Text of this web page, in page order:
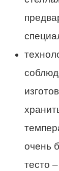
очень
тесто